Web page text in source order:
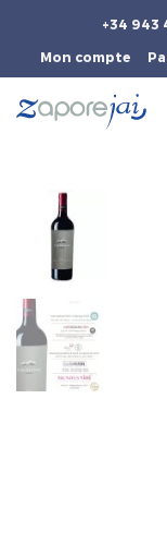
+34 943
Mon compte